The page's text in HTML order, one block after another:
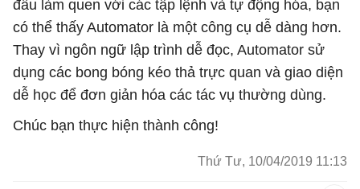
đầu làm quen với các tập lệnh và tự động hóa, bạn
có thể thấy Automator là một công cụ dễ dàng hơn.
Thay vì ngôn ngữ lập trình dễ đọc, Automator sử
dụng các bong bóng kéo thả trực quan và giao diện
dễ học để đơn giản hóa các tác vụ thường dùng.
Chúc bạn thực hiện thành công!
Thứ Tư, 10/04/2019 11:13